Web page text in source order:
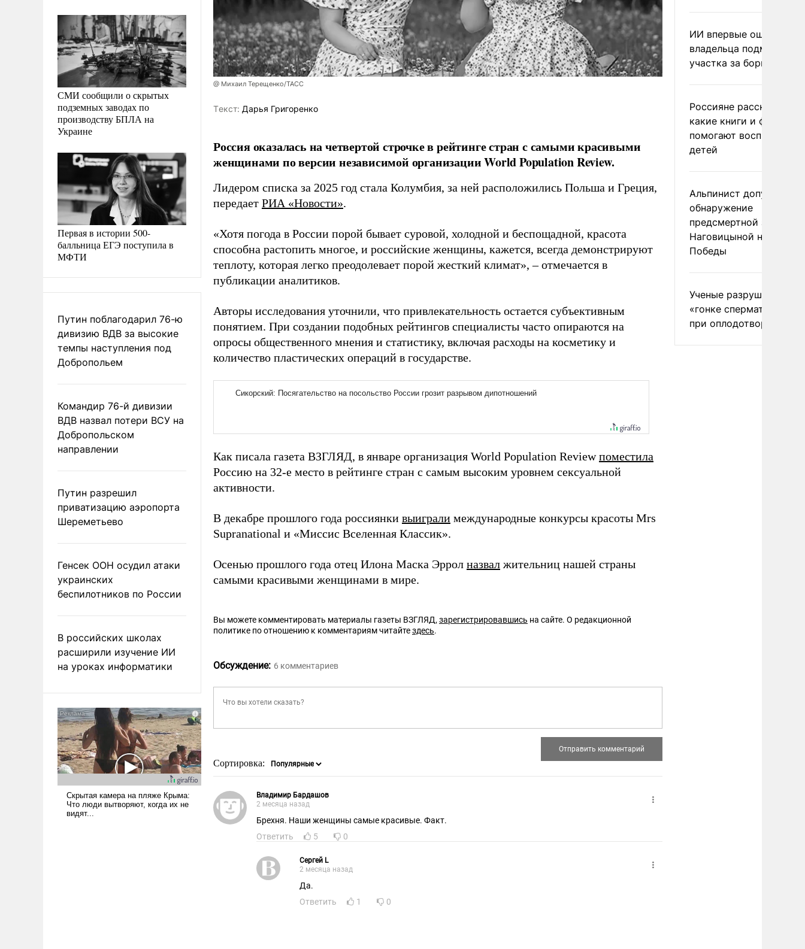
СМИ сообщили о скрытых
подземных заводах по
производству БПЛА на
Украине
Первая в истории 500-
балльница ЕГЭ поступила в
МФТИ
Путин поблагодарил 76-ю
дивизию ВДВ за высокие
темпы наступления под
Добропольем
Командир 76-й дивизии
ВДВ назвал потери ВСУ на
Добропольском
направлении
Путин разрешил
приватизацию аэропорта
Шереметьево
Генсек ООН осудил атаки
украинских
беспилотников по России
В российских школах
расширили изучение ИИ
на уроках информатики
@ Михаил Терещенко/ТАСС
Tекст: Дарья Григоренко
Россия оказалась на четвертой строчке в рейтинге стран с самыми красивыми
женщинами по версии независимой организации World Population Review.
Лидером списка за 2025 год стала Колумбия, за ней расположились Польша и Греция,
передает РИА «Новости».
«Хотя погода в России порой бывает суровой, холодной и беспощадной, красота
способна растопить многое, и российские женщины, кажется, всегда демонстрируют
теплоту, которая легко преодолевает порой жесткий климат», – отмечается в
публикации аналитиков.
Авторы исследования уточнили, что привлекательность остается субъективным
понятием. При создании подобных рейтингов специалисты часто опираются на
опросы общественного мнения и статистику, включая расходы на косметику и
количество пластических операций в государстве.
Как писала газета ВЗГЛЯД, в январе организация World Population Reviewпоместила
Россию на 32-е место в рейтинге стран с самым высоким уровнем сексуальной
активности.
В декабре прошлого года россиянки выиграли международные конкурсы красоты Mrs
Supranational и «Миссис Вселенная Классик».
Осенью прошлого года отец Илона Маска Эррол назвал жительниц нашей страны
самыми красивыми женщинами в мире.
Вы можете комментировать материалы газеты ВЗГЛЯД,зарегистрировавшись на сайте. О редакционной
политике по отношению к комментариям читайтездесь.
Обсуждение: 6 комментариев
Сортировка:
Владимир Бардашов
2 месяца назад
Брехня. Наши женщины самые красивые. Факт.
Ответить
5 0
Сергей L
2 месяца назад
Да.
Ответить
1 0
ИИ впервые
владельца
участка за борщевик
Россияне рассказали,
какие книги и фильмы
помогают воспитывать
детей
Альпинист допустил
обнаружение
предсмертной записки
Наговицыной на пике
Победы
Ученые разрушили миф
«гонке
при оплодотворении